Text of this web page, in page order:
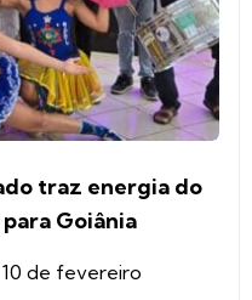
traz energia do
Goiânia
10 de fevereiro